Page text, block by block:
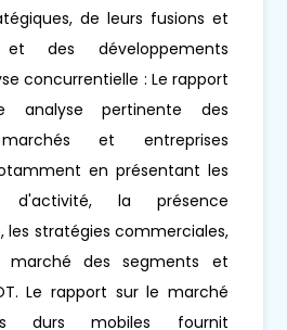
de leurs fusions et
et des développements
concurrentielle : Le rapport
analyse pertinente des
et entreprises
en présentant les
d'activité, la présence
les stratégies commerciales,
des segments et
Le rapport sur le marché
durs mobiles fournit